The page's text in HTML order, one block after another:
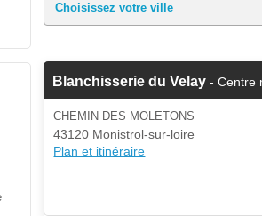
Blanchisserie du Velay - Centre
CHEMIN DES MOLETONS
43120 Monistrol-sur-loire
Plan et itinéraire